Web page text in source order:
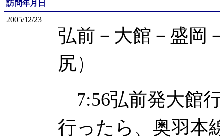
訪問年月日
2005/12/23
弘前－大館－盛岡
尻）
7:56弘前発大館
行ったら、奥羽本